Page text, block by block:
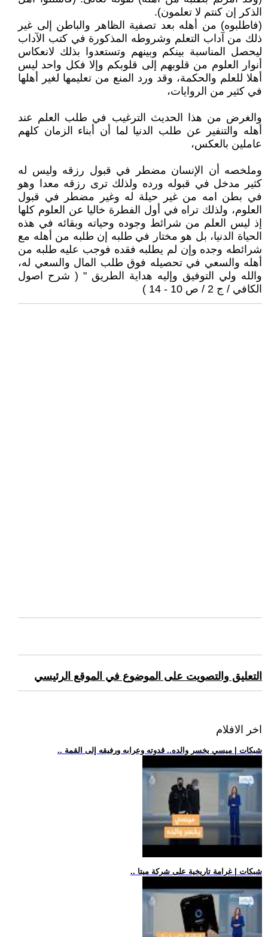
الذكر إن كنتم لا تعلمون).
(فاطلبوه) من أهله بعد تصفية الظاهر والباطن إلى غير
ذلك من آداب التعلم وشروطه المذكورة في كتب الآداب
ليحصل المناسبة بينكم وبينهم وتستعدوا بذلك لانعكاس
أنوار العلوم من قلوبهم إلى قلوبكم وإلا فكل واحد ليس
أهلا للعلم والحكمة، وقد ورد المنع من تعليمها لغير أهلها
في كثير من الروايات،
والغرض من هذا الحديث الترغيب في طلب العلم عند
أهله والتنفير عن طلب الدنيا لما أن أبناء الزمان كلهم
عاملين بالعكس،
وملخصه أن الإنسان مضطر في قبول رزقه وليس له
كثير مدخل في قبوله ورده ولذلك ترى رزقه معدا وهو
في بطن امه من غير حيلة له وغير مضطر في قبول
العلوم، ولذلك تراه في أول الفطرة خاليا عن العلوم كلها
إذ ليس العلم من شرائط وجوده وحياته وبقائه في هذه
الحياة الدنيا، بل هو مختار في طلبه إن طلبه من أهله مع
شرائطه وجده وإن لم يطلبه فقده فوجب عليه طلبه من
أهله والسعي في تحصيله فوق طلب المال والسعي له،
والله ولي التوفيق وإليه هداية الطريق " ( شرح اصول
الكافي / ج 2 / ص 10 - 14 )
التعليق والتصويت على الموضوع في الموقع الرئيسي
اخر الافلام
.. شبكات | ميسي يخسر والده.. قدوته وعرابه ورفيقه إلى القمة
.. شبكات | غرامة تاريخية على شركة ميتا